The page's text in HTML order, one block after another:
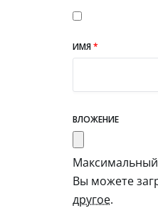
ИМЯ*
ВЛОЖЕНИЕ
Вы можете
другое.